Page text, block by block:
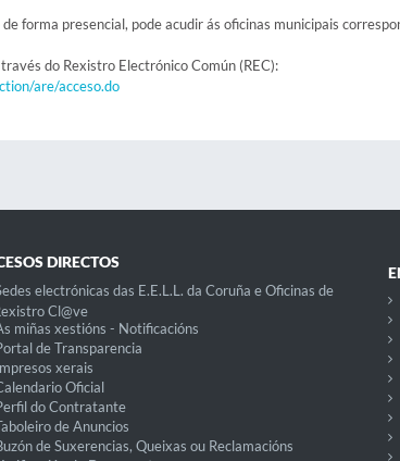
forma presencial, pode acudir ás oficinas municipais
do Rexistro Electrónico Común (REC):
are/acceso.do
DIRECTOS
electrónicas das E.E.L.L. da Coruña e Oficinas de
Cl@ve
miñas xestións - Notificacións
de Transparencia
xerais
Oficial
do Contratante
de Anuncios
de Suxerencias, Queixas ou Reclamacións